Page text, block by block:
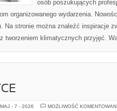
osób poszukujących
organizowanego wydarzenia.
Na stronie można znaleźć inspiracje
tworzeniem klimatycznych przyjęć.
MAJ - 7 - 2026 MOŻLIWOŚĆ